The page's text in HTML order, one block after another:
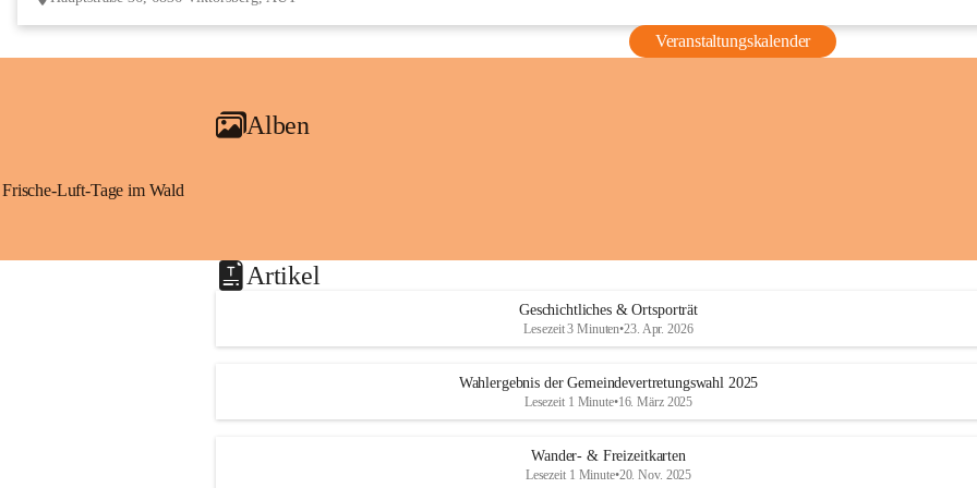
Veranstaltungskalender
Alben
Frische-Luft-Tage im Wald
Artikel
Geschichtliches & Ortsporträt
Lesezeit 3 Minuten•23. Apr. 2026
Wahlergebnis der Gemeindevertretungswahl 2025
Lesezeit 1 Minute•16. März 2025
Wander- & Freizeitkarten
Lesezeit 1 Minute•20. Nov. 2025